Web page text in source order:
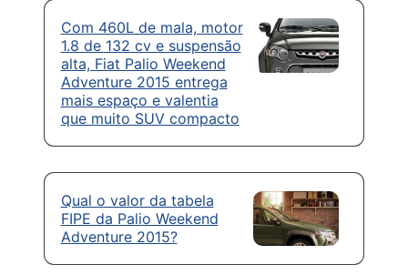
Com 460L de mala, motor
1.8 de 132 cv e suspensão
alta, Fiat Palio Weekend
Adventure 2015 entrega
mais espaço e valentia
que muito SUV compacto
Qual o valor da tabela
FIPE da Palio Weekend
Adventure 2015?